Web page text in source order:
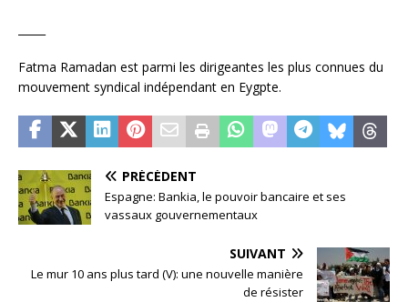
Fatma Ramadan est parmi les dirigeantes les plus connues du
mouvement syndical indépendant en Eygpte.
PRÉCÉDENT
Espagne: Bankia, le pouvoir bancaire et ses
vassaux gouvernementaux
SUIVANT
Le mur 10 ans plus tard (V): une nouvelle manière
de résister